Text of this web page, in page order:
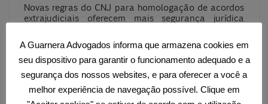
Novas regras do CNJ para homologação de acordos
extrajudiciais oferecem mais segurança jurídica
trabalhistas e protegendo os direitos dos
empregados.
A Guarnera Advogados informa que armazena cookies em
seu dispositivo para garantir o funcionamento adequado e a
segurança dos nossos websites, e para oferecer a você a
melhor experiência de navegação possível. Clique em